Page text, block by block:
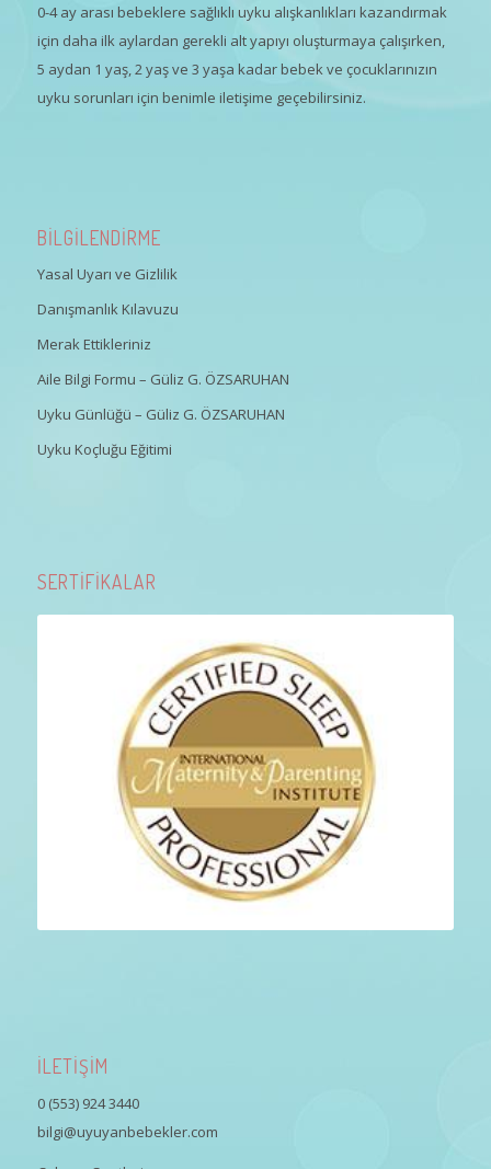
0-4 ay arası bebeklere sağlıklı uyku alışkanlıkları kazandırmak
için daha ilk aylardan gerekli alt yapıyı oluşturmaya çalışırken,
5 aydan 1 yaş, 2 yaş ve 3 yaşa kadar bebek ve çocuklarınızın
uyku sorunları için benimle iletişime geçebilirsiniz.
BİLGİLENDİRME
Yasal Uyarı ve Gizlilik
Danışmanlık Kılavuzu
Merak Ettikleriniz
Aile Bilgi Formu – Güliz G. ÖZSARUHAN
Uyku Günlüğü – Güliz G. ÖZSARUHAN
Uyku Koçluğu Eğitimi
SERTİFİKALAR
İLETİŞİM
0 (553) 924 3440
bilgi@uyuyanbebekler.com